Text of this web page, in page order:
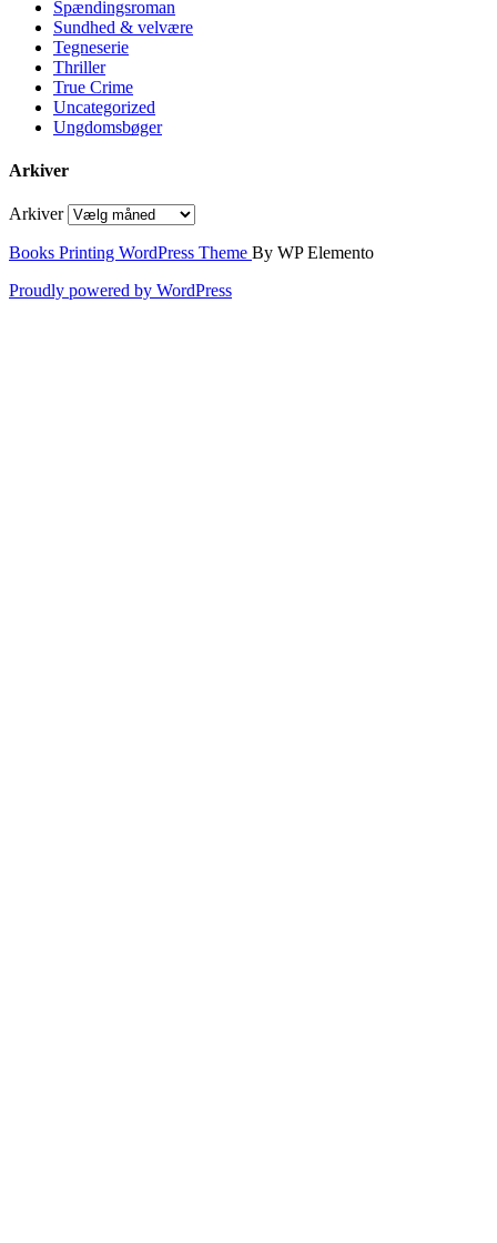
Spændingsroman
Sundhed & velvære
Tegneserie
Thriller
True Crime
Uncategorized
Ungdomsbøger
Arkiver
Arkiver
Books Printing WordPress Theme By WP Elemento
Proudly powered by WordPress